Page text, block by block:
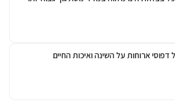
ארוחות על השינה ואיכות החיים